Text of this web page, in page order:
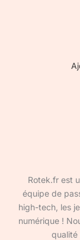
Rotek.fr est
équipe de
high-tech, les
numérique !
qualité